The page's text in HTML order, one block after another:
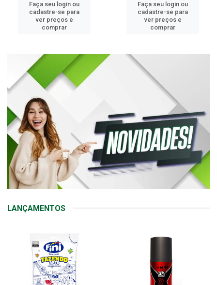
Faça seu login ou
cadastre-se para
ver preços e
comprar
Faça seu login ou
cadastre-se para
ver preços e
comprar
LANÇAMENTOS